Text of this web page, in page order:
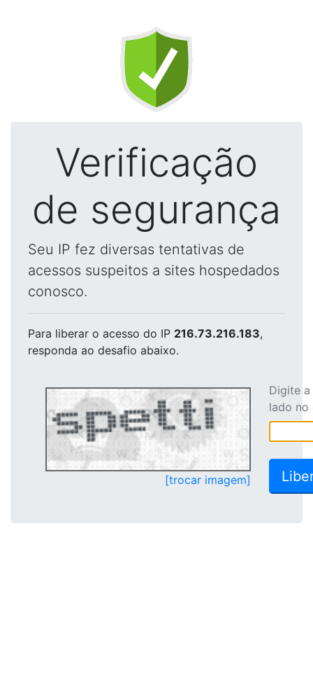
Verificação
de segurança
Seu IP fez diversas tentativas de
acessos suspeitos a sites hospedados
conosco.
Para liberar o acesso do IP 216.73.216.183,
responda ao desafio abaixo.
[trocar imagem]
Digite
lado no